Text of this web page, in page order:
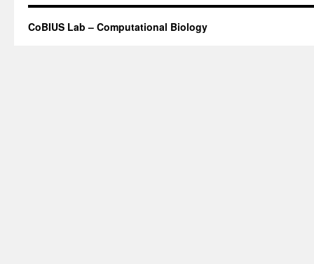
CoBIUS Lab – Computational Biology